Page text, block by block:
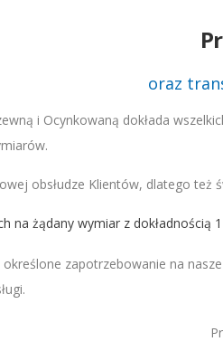
oraz
i Ocynkowaną dokłada
obsłudze Klientów, dlatego też
na żądany wymiar z
zapotrzebowanie na